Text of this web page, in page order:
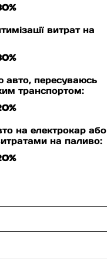
витрат на
пересуваюсь
транспортом:
на електрокар або
на паливо: